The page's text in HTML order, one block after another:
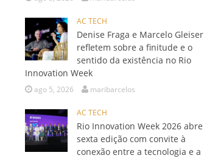
AC TECH
Denise Fraga e Marcelo Gleiser
refletem sobre a finitude e o
sentido da existência no Rio
Innovation Week
ago 5, 2026 maribarcelos
AC TECH
Rio Innovation Week 2026 abre
sexta edição com convite à
conexão entre a tecnologia e a